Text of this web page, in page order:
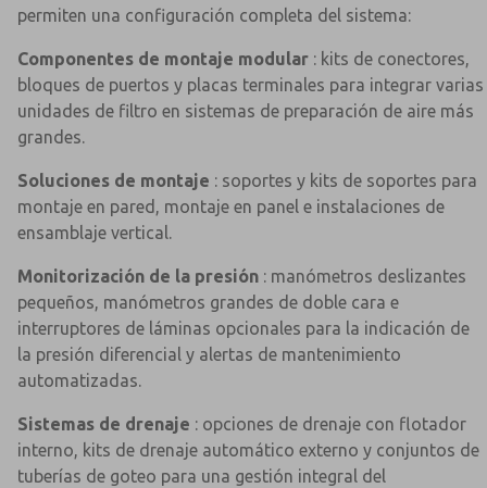
permiten una configuración completa del sistema:
Componentes de montaje modular : kits de conectores,
bloques de puertos y placas terminales para integrar varias
unidades de filtro en sistemas de preparación de aire más
grandes.
Soluciones de montaje : soportes y kits de soportes para
montaje en pared, montaje en panel e instalaciones de
ensamblaje vertical.
Monitorización de la presión : manómetros deslizantes
pequeños, manómetros grandes de doble cara e
interruptores de láminas opcionales para la indicación de
la presión diferencial y alertas de mantenimiento
automatizadas.
Sistemas de drenaje : opciones de drenaje con flotador
interno, kits de drenaje automático externo y conjuntos de
tuberías de goteo para una gestión integral del